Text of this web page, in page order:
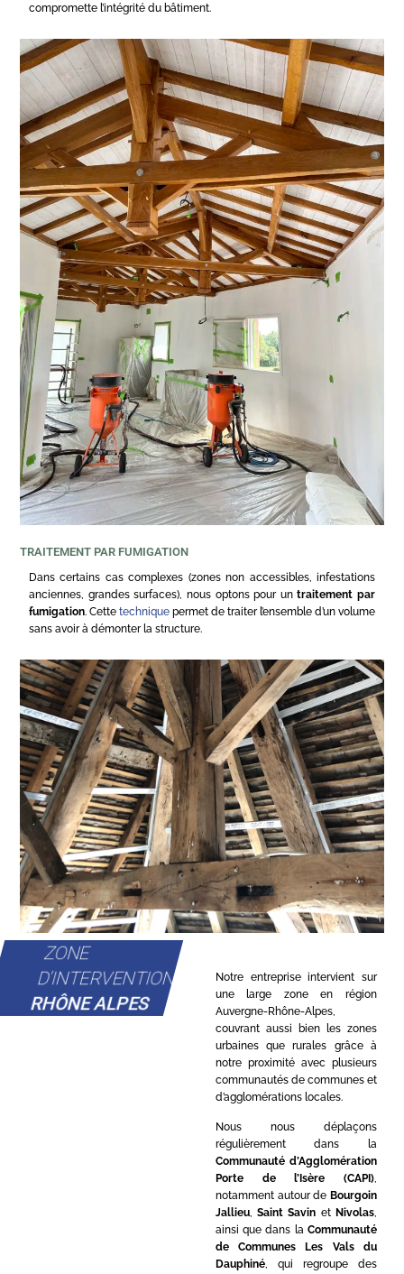
compromette l’intégrité du bâtiment.
TRAITEMENT PAR FUMIGATION
Dans certains cas complexes (zones non accessibles, infestations
anciennes, grandes surfaces), nous optons pour untraitement par
fumigation. Cette technique permet de traiter l’ensemble d’un volume
sans avoir à démonter la structure.
ZONE
D'INTERVENTION
RHÔNE ALPES
Notre entreprise intervient sur
une large zone en région
Auvergne-Rhône-Alpes,
couvrant aussi bien les zones
urbaines que rurales grâce à
notre proximité avec plusieurs
communautés de communes et
d’agglomérations locales.
Nous nous déplaçons
régulièrement dans la
Communauté d’Agglomération
Porte de l’Isère (CAPI),
notamment autour de Bourgoin
Jallieu,Saint Savin et Nivolas,
ainsi que dans la Communauté
de Communes Les Vals du
Dauphiné, qui regroupe des